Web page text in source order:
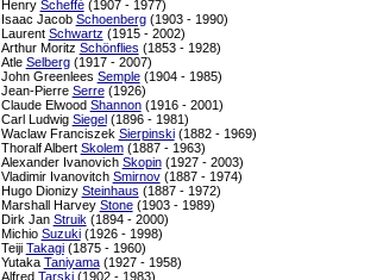
Henry Scheffé(1907 - 1977)
Isaac Jacob Schoenberg(1903 - 1990)
Laurent Schwartz (1915 - 2002)
Arthur Moritz Schönflies (1853 - 1928)
Atle Selberg(1917 - 2007)
John Greenlees Semple(1904 - 1985)
Jean-Pierre Serre(1926)
Claude Elwood Shannon(1916 - 2001)
Carl Ludwig Siegel(1896 - 1981)
Waclaw Franciszek Sierpinski(1882 - 1969)
Thoralf Albert Skolem(1887 - 1963)
Alexander Ivanovich Skopin(1927 - 2003)
Vladimir Ivanovitch Smirnov(1887 - 1974)
Hugo Dionizy Steinhaus (1887 - 1972)
Marshall Harvey Stone(1903 - 1989)
Dirk Jan Struik (1894 - 2000)
Michio Suzuki(1926 - 1998)
Teiji Takagi(1875 - 1960)
Yutaka Taniyama(1927 - 1958)
Alfred Tarski(1902 - 1983)